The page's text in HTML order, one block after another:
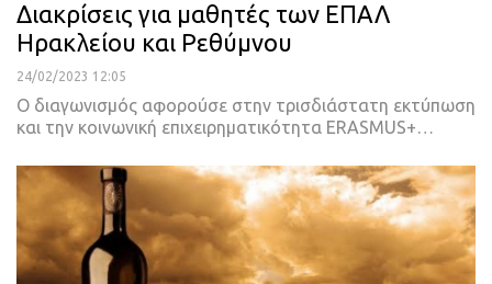
Διακρίσεις για μαθητές των ΕΠΑΛ
Ηρακλείου και Ρεθύμνου
24/02/2023 12:05
Ο διαγωνισμός αφορούσε στην τρισδιάστατη εκτύπωση
και την κοινωνική επιχειρηματικότητα ERASMUS+…